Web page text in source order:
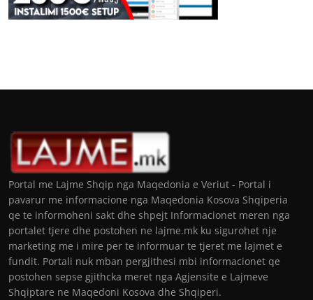
Portal me Lajme Shqip nga Maqedonia e Veriut - Portal i
pavarur me informacione nga Maqedonia Kosova Shqiperia
qe te informoheni sakt dhe shpejt Informacionet meren nga
portalet tjere dhe postohen ne lajme.mk ku sigurohet nje
marketing me i mire per te informuar te tjeret me lajmet e
fundit. Portali nuk mban pergjithesi mbi informacionet qe
postohen sepse gjithcka meret nga Agjensite e Lajmeve
Shqiptare ne Maqedoni Kosova dhe Shqiperi.